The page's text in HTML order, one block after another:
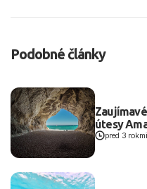
Podobné články
útesy
pred 3 rokmi